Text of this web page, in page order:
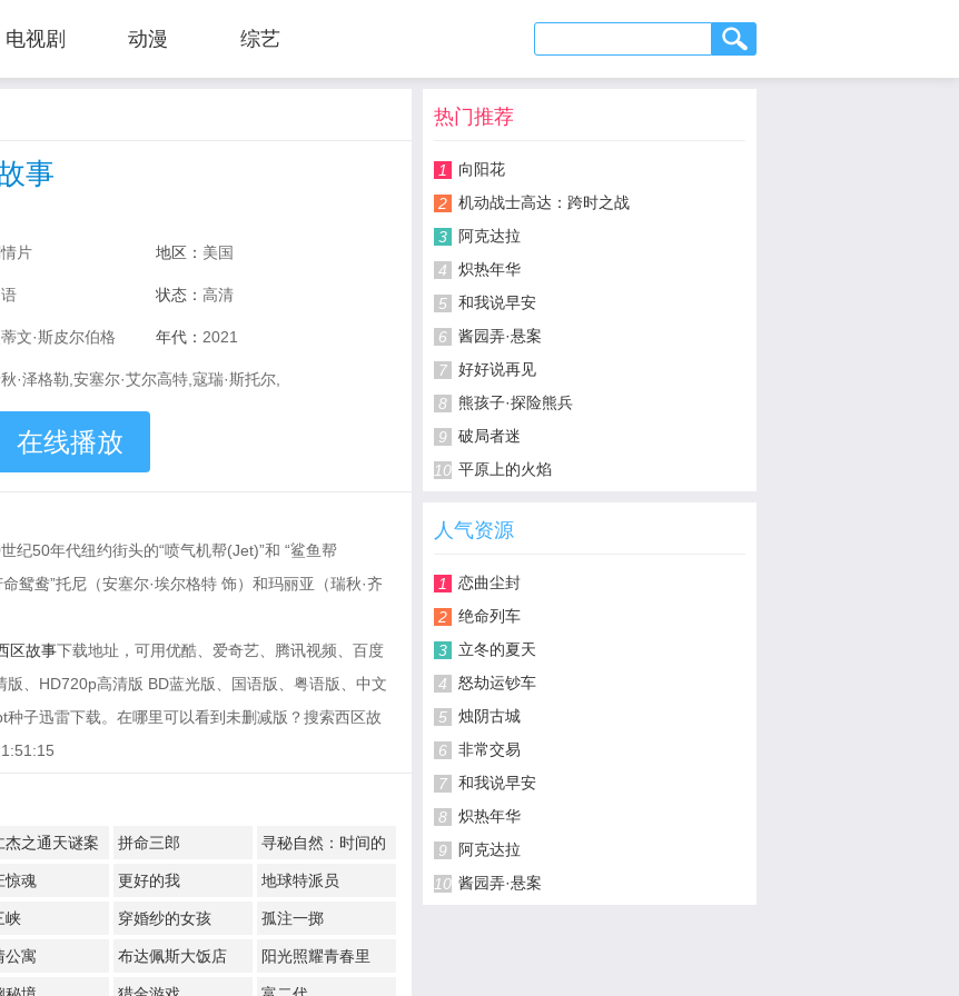
电视剧 动漫 综艺
事
片 地区： 美国
状态： 高清
文·斯皮尔伯格 年代： 2021
·泽格勒,安塞尔·艾尔高特,寇瑞·斯托尔,
在线播放
纪50年代纽约街头的“喷气机帮(Jet)”和 “鲨鱼帮
鸳鸯”托尼（安塞尔·埃尔格特 饰）和玛丽亚（瑞秋·齐
区故事下载地址，可用优酷、爱奇艺、腾讯视频、百度
、HD720p高清版 BD蓝光版、国语版、粤语版、中文
子迅雷下载。在哪里可以看到未删减版？搜索西区故
杰之通天谜案 拼命三郎
寻秘自然：时间的
形状
惊魂 更好的我 地球特派员
峡 穿婚纱的女孩 孤注一掷
公寓 布达佩斯大饭店 阳光照耀青春里
热门推荐
1
向阳花
2
机动战士高达：跨时之战
3
阿克达拉
4
炽热年华
5
和我说早安
6
酱园弄·悬案
7
好好说再见
8
熊孩子·探险熊兵
9
破局者迷
10 平原上的火焰
人气资源
1
恋曲尘封
2
绝命列车
3
立冬的夏天
4
怒劫运钞车
5
烛阴古城
6
非常交易
7
和我说早安
8
炽热年华
9
阿克达拉
10 酱园弄·悬案